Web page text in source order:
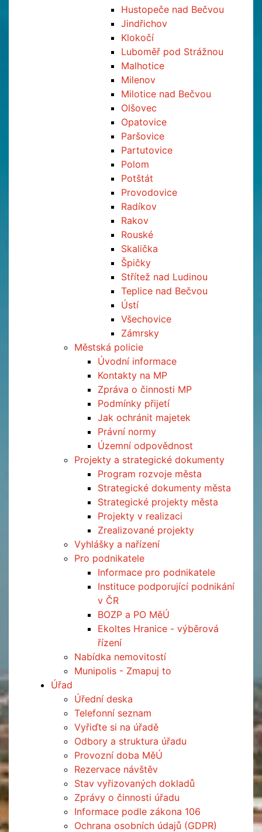
Hustopeče nad Bečvou
Jindřichov
Klokočí
Luboměř pod Strážnou
Malhotice
Milenov
Milotice nad Bečvou
Olšovec
Opatovice
Paršovice
Partutovice
Polom
Potštát
Provodovice
Radíkov
Rakov
Rouské
Skalička
Špičky
Střítež nad Ludinou
Teplice nad Bečvou
Ústí
Všechovice
Zámrsky
Městská policie
Úvodní informace
Kontakty na MP
Zpráva o činnosti MP
Podmínky přijetí
Jak ochránit majetek
Právní normy
Územní odpovědnost
Projekty a strategické dokumenty
Program rozvoje města
Strategické dokumenty města
Strategické projekty města
Projekty v realizaci
Zrealizované projekty
Vyhlášky a nařízení
Pro podnikatele
Informace pro podnikatele
Instituce podporující podnikání
v ČR
BOZP a PO MěÚ
Ekoltes Hranice - výběrová
řízení
Nabídka nemovitostí
Munipolis - Zmapuj to
Úřad
Úřední deska
Telefonní seznam
Vyřiďte si na úřadě
Odbory a struktura úřadu
Provozní doba MěÚ
Rezervace návštěv
Stav vyřizovaných dokladů
Zprávy o činnosti úřadu
Informace podle zákona 106
Ochrana osobních údajů (GDPR)